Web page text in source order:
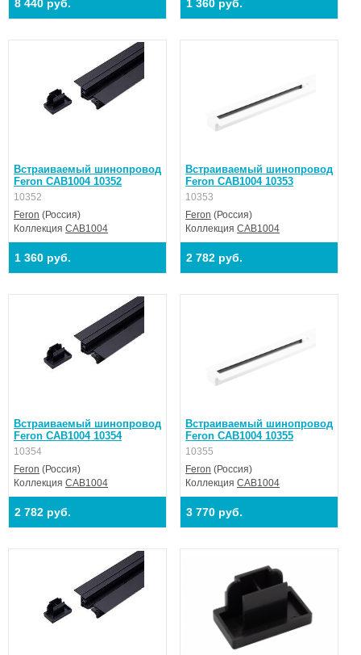
8 440 руб. 1 360 руб.
Встраиваемый шинопровод
Feron CAB1004 10352
10352
Feron (Россия)
Коллекция CAB1004
1 360 руб.
Встраиваемый шинопровод
Feron CAB1004 10353
10353
Feron (Россия)
КоллекцияCAB1004
2 782 руб.
Встраиваемый шинопровод
Feron CAB1004 10354
10354
Feron (Россия)
Коллекция CAB1004
2 782 руб.
Встраиваемый шинопровод
Feron CAB1004 10355
10355
Feron (Россия)
КоллекцияCAB1004
3 770 руб.